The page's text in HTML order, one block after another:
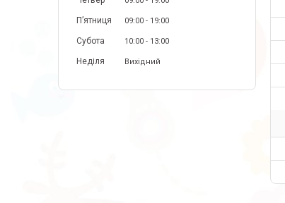
Пʼятниця 09:00 19:00
Субота 10:00 13:00
Неділя Вихідний